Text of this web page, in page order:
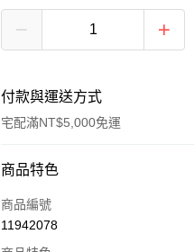
付款與運送方式
宅配滿NT$5,000免運
付款方式
信用卡一次付款
商品特色
商品編號
11942078